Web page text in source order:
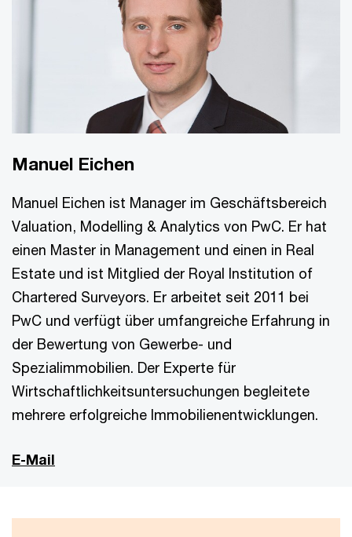
Manuel Eichen
Manuel Eichen ist Manager im Geschäftsbereich
Valuation, Modelling & Analytics von PwC. Er hat
einen Master in Management und einen in Real
Estate und ist Mitglied der Royal Institution of
Chartered Surveyors. Er arbeitet seit 2011 bei
PwC und verfügt über umfangreiche Erfahrung in
der Bewertung von Gewerbe- und
Spezialimmobilien. Der Experte für
Wirtschaftlichkeitsuntersuchungen begleitete
mehrere erfolgreiche Immobilienentwicklungen.
E-Mail